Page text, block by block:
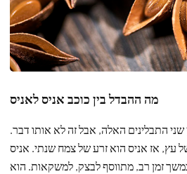
מה ההבדל בין כוכב אניס לאניס
שני התבלינים האלה, אבל זה לא אותו דבר.
עץ, אז אניס הוא זרע של צמח שנתי. אניס
זמן רב, מתווסף לבצק, למשקאות. הוא